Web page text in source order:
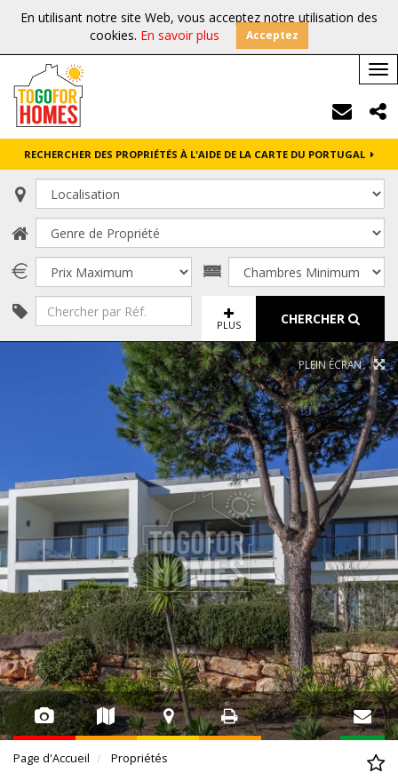
En utilisant notre site Web, vous acceptez notre utilisation des
cookies. En savoir plus Acceptez
RECHERCHER DES PROPRIÉTÉS À L'AIDE DE LA CARTE DU PORTUGAL
PLUS CHERCHER
PLEIN ÉCRAN
Page d'Accueil Propriétés